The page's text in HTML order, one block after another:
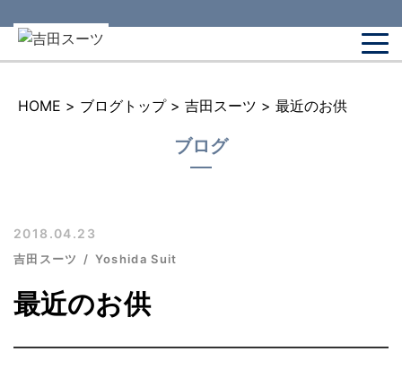
HOME > ブログトップ > 吉田スーツ > 最近のお供
ブログ
2018.04.23
吉田スーツ Yoshida Suit
最近のお供